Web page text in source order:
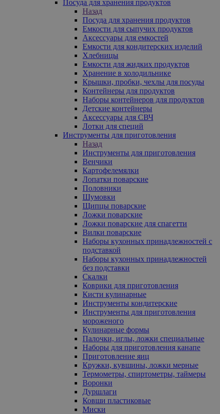
Посуда для хранения продуктов
Назад
Посуда для хранения продуктов
Емкости для сыпучих продуктов
Аксессуары для емкостей
Емкости для кондитерских изделий
Хлебницы
Емкости для жидких продуктов
Хранение в холодильнике
Крышки, пробки, чехлы для посуды
Контейнеры для продуктов
Наборы контейнеров для продуктов
Детские контейнеры
Аксессуары для СВЧ
Лотки для специй
Инструменты для приготовления
Назад
Инструменты для приготовления
Венчики
Картофелемялки
Лопатки поварские
Половники
Шумовки
Щипцы поварские
Ложки поварские
Ложки поварские для спагетти
Вилки поварские
Наборы кухонных принадлежностей с
подставкой
Наборы кухонных принадлежностей
без подставки
Скалки
Коврики для приготовления
Кисти кулинарные
Инструменты кондитерские
Инструменты для приготовления
мороженого
Кулинарные формы
Палочки, иглы, ложки специальные
Наборы для приготовления канапе
Приготовление яиц
Кружки, кувшины, ложки мерные
Термометры, спиртометры, таймеры
Воронки
Дуршлаги
Ковши пластиковые
Миски